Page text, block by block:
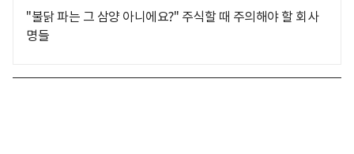
"불닭 파는 그 삼양 아니에요?" 주식할 때 주의해야 할 회사
명들